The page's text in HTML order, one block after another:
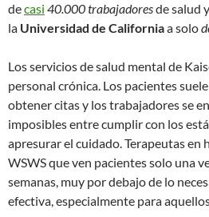
decasi 40.000 trabajadoresde salud
la Universidad de Californiaa solo
Los servicios de salud mental de
personal crónica. Los pacientes
obtener citas y los trabajadores se
imposibles entre cumplir con los
apresurar el cuidado. Terapeutas en
WSWS que ven pacientes solo una
semanas, muy por debajo de lo
efectiva, especialmente para